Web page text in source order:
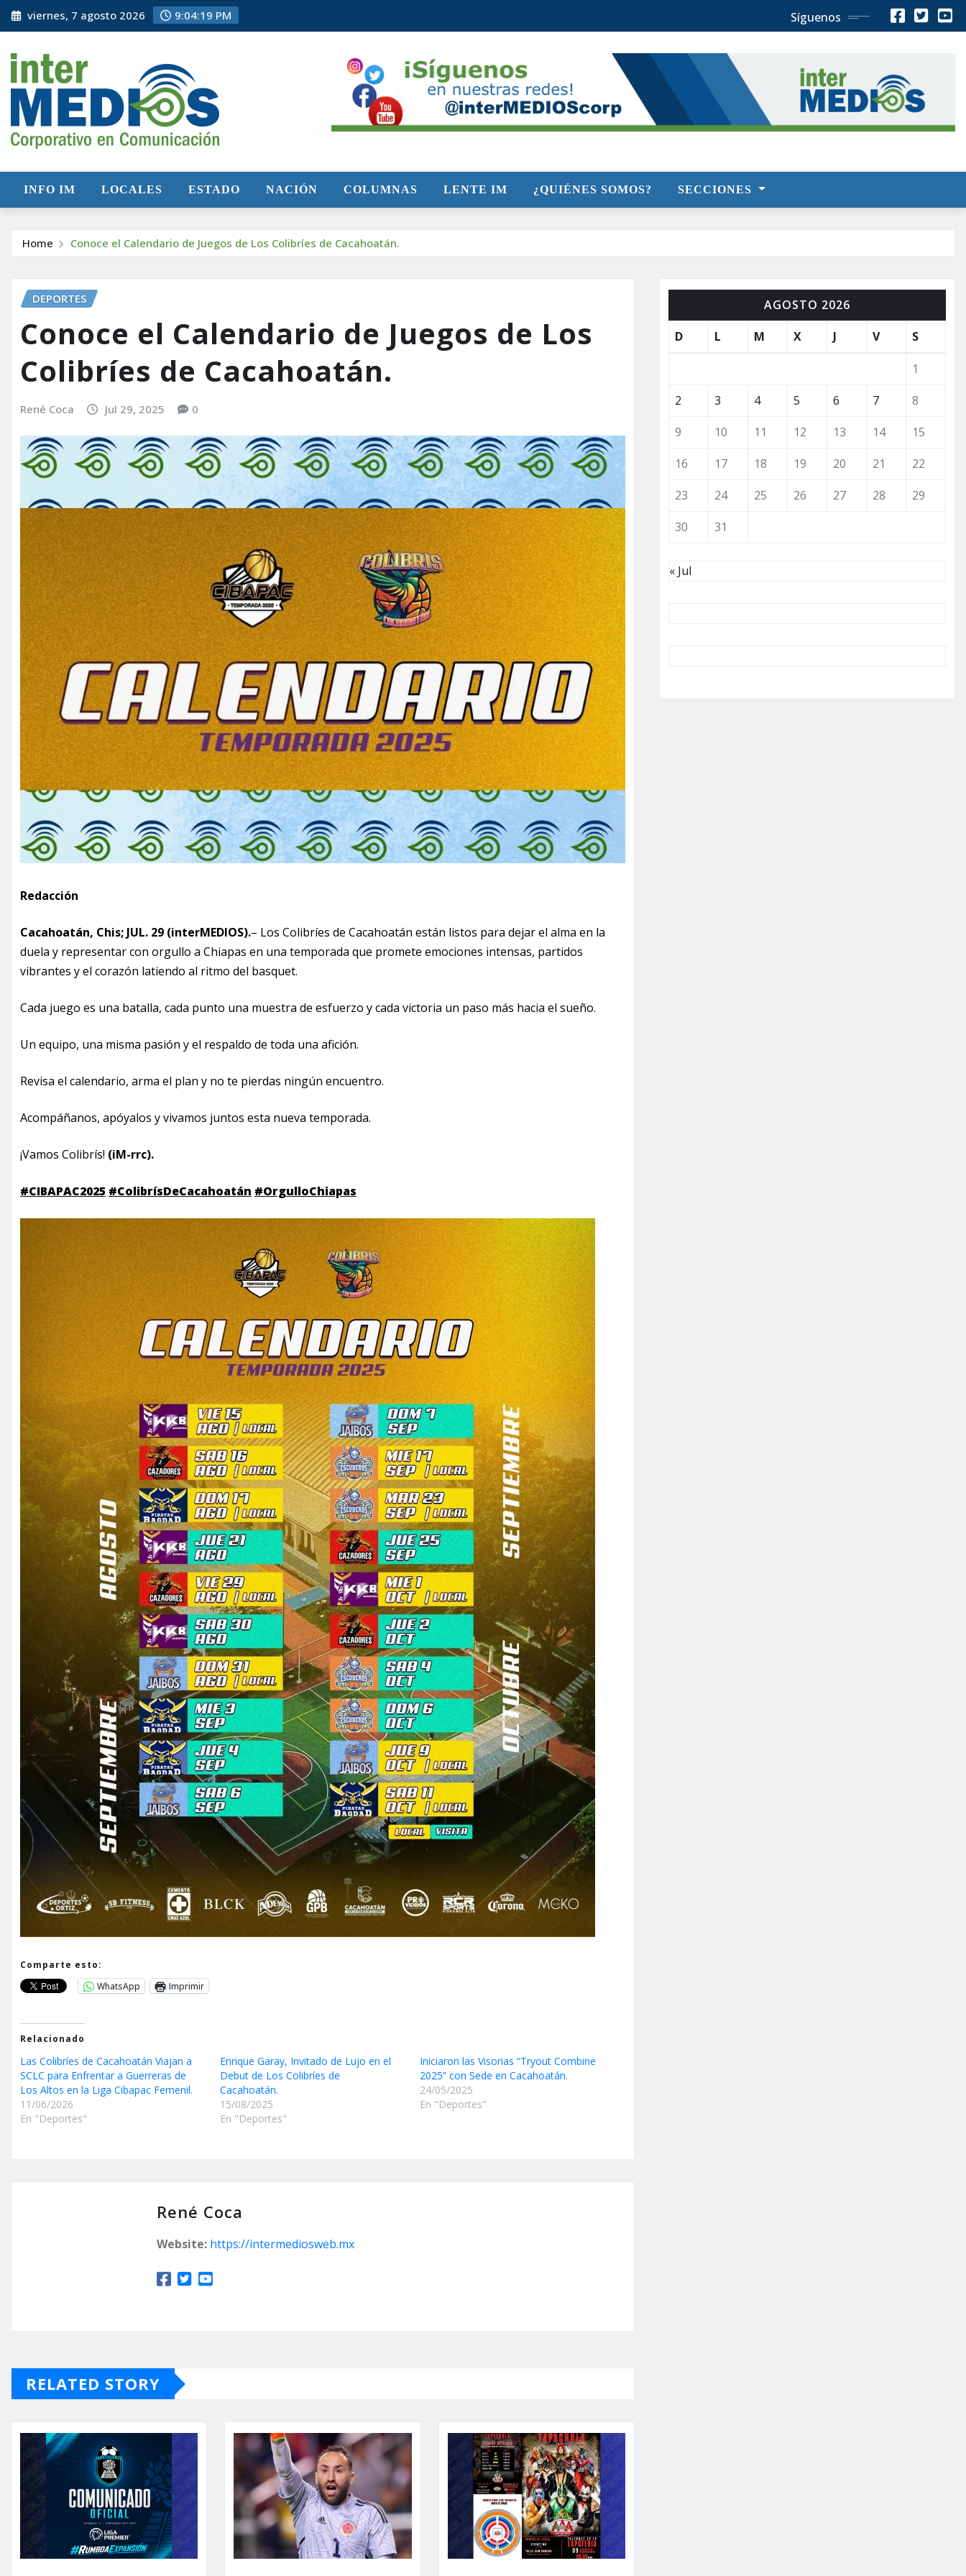
Skip
to
viernes, 7 agosto 2026 9:04:20 PM Síguenos
INFO IM LOCALES ESTADO NACIÓN COLUMNAS LENTE IM ¿QUIÉNES SOMOS? SECCIONES
Home Conoce el Calendario de Juegos de Los Colibríes de Cacahoatán.
DEPORTES
Conoce el Calendario de Juegos de Los
Colibríes de Cacahoatán.
René Coca Jul 29, 2025 0
Redacción
Cacahoatán, Chis; JUL. 29 (interMEDIOS).– Los Colibríes de Cacahoatán están listos para dejar el alma en la
duela y representar con orgullo a Chiapas en una temporada que promete emociones intensas, partidos
vibrantes y el corazón latiendo al ritmo del basquet.
Cada juego es una batalla, cada punto una muestra de esfuerzo y cada victoria un paso más hacia el sueño.
Un equipo, una misma pasión y el respaldo de toda una afición.
Revisa el calendario, arma el plan y no te pierdas ningún encuentro.
Acompáñanos, apóyalos y vivamos juntos esta nueva temporada.
¡Vamos Colibrís! (iM-rrc).
#CIBAPAC2025 #ColibrísDeCacahoatán #OrgulloChiapas
Comparte esto:
WhatsApp
Imprimir
Relacionado
Las Colibríes de Cacahoatán Viajan a
SCLC para Enfrentar a Guerreras de
Los Altos en la Liga Cibapac Femenil.
11/06/2026
En "Deportes"
Enrique Garay, Invitado de Lujo en el
Debut de Los Colibríes de
Cacahoatán.
15/08/2025
En "Deportes"
Iniciaron las Visorias “Tryout Combine
2025” con Sede en Cacahoatán.
24/05/2025
En "Deportes"
René Coca
Website: https://intermediosweb.mx
RELATED STORY
AGOSTO 2026
D
L M X J V S
1
2
3 4 5 6 7
8
9
10 11 12 13 14
15
16
17 18 19 20 21
22
23
24 25 26 27 28
29
30
31
« Jul